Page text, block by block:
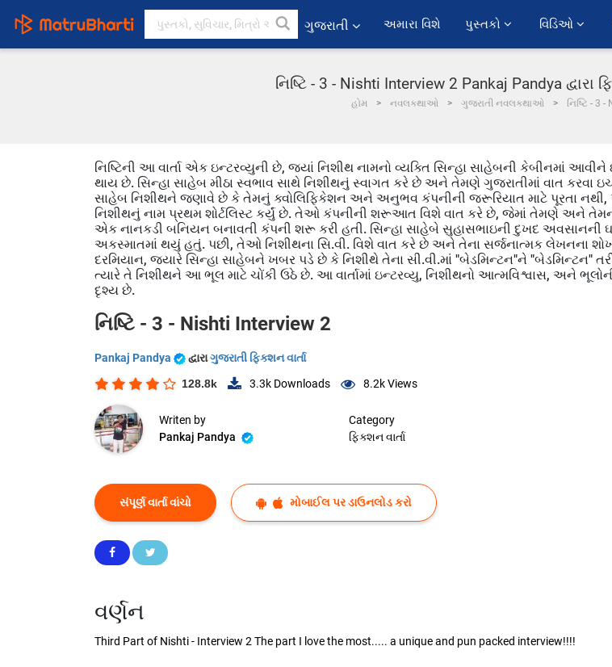
ગુજરાતી અમારા વિશે પુસ્તકો વિડિઓ
નિષ્ટિ - 3 - Nishti Interview 2 Pankaj Pandya દ્વારા
હોમ નવલકથાઓ ગુજરાતી નવલકથાઓ નિષ્ટિ - 3
નિષ્ટિની આ વાર્તા એક ઇન્ટરવ્યુની છે, જ્યાં નિશીથ નામનો વ્યક્તિ સિન્હા સાહેબની કેબીનમાં આવીને
થાય છે. સિન્હા સાહેબ મીઠા સ્વભાવ સાથે નિશીથનું સ્વાગત કરે છે અને તેમણે ગુજરાતીમાં વાત કરવા
સાહેબ નિશીથને જણાવે છે કે તેમનું ક્વોલિફિકેશન અને અનુભવ કંપનીની જરૂરિયાત માટે પૂરતા
નિશીથનું નામ પ્રથમ શોર્ટલિસ્ટ કર્યું છે. તેઓ કંપનીની શરૂઆત વિશે વાત કરે છે, જેમાં તેમણે અને
એક નાનકડી બનિયન બનાવતી કંપની શરૂ કરી હતી. સિન્હા સાહેબે સુહાસભાઇની દુખદ અવસાનની
અકસ્માતમાં થયું હતું. પછી, તેઓ નિશીથના સિ.વી. વિશે વાત કરે છે અને તેના સર્જનાત્મક લેખનના
દરમિયાન, જ્યારે સિન્હા સાહેબને ખબર પડે છે કે નિશીથે તેના સી.વી.માં "બેડમિન્ટન"ને "બેડમિન્ટન"
ત્યારે તે નિશીથને આ ભૂલ માટે ચોંકી ઉઠે છે. આ વાર્તામાં ઇન્ટરવ્યુ, નિશીથનો આત્મવિશ્વાસ, અને
દૃશ્ય છે.
નિષ્ટિ - 3 - Nishti Interview 2
Pankaj Pandya દ્વારાગુજરાતી ફિક્શન વાર્તા
128.8k 3.3k Downloads 8.2kViews
Writen by
Pankaj Pandya
Category
ફિક્શન વાર્તા
સંપૂર્ણ વાર્તા વાંચો મોબાઈલ પર ડાઉનલોડ કરો
વર્ણન
Third Part of Nishti - Interview 2 The part I love the most..... a unique and pun packed interview!!!!